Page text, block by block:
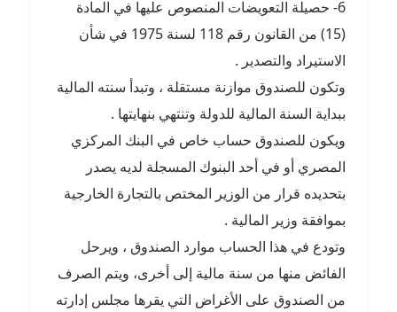
6- حصيلة التعويضات المنصوص عليها في المادة
(15) من القانون رقم 118 لسنة 1975 في شأن
الاستيراد والتصدير .
وتكون للصندوق موازنة مستقلة ، وتبدأ سنته المالية
ببداية السنة المالية للدولة وتنتهي بنهايتها .
ويكون للصندوق حساب خاص في البنك المركزي
المصري أو في أحد البنوك المسجلة لديه يصدر
بتحديده قرار من الوزير المختص بالتجارة الخارجية
بموافقة وزير المالية .
وتودع في هذا الحساب موارد الصندوق ، ويرحل
الفائض منها من سنة مالية إلى أخرى، ويتم الصرف
من الصندوق على الأغراض التي يقرها مجلس إدارته